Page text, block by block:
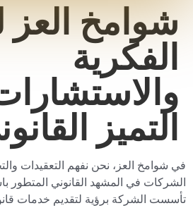
شوامخ العز
الفكرية
التميز
في شوامخ العز، نحن نفهم التعقيدات
الشركات في المشهد القانوني المتطور
تأسست الشركة برؤية لتقديم خدمات